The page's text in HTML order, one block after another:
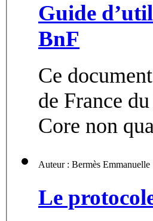
Guide
BnF
Ce
de France
Core non
Auteur : Bermès Emmanuelle
Le